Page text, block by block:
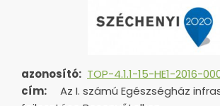
azonosító: TOP-4.1.1-15-HE1-2016-
cím:
Az I. számú Egészségház